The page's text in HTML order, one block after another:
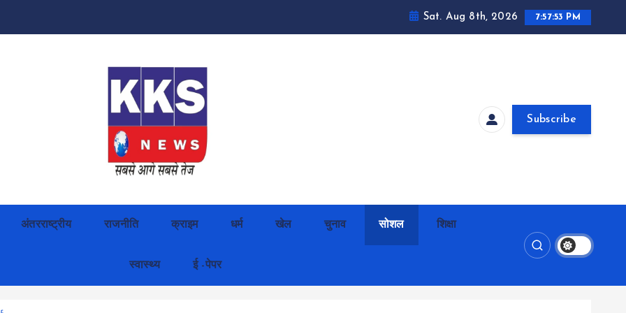
Sat. Aug 8th, 2026 7:57:54 PM
Subscribe
अंतरराष्ट्रीय राजनीति क्राइम धर्म खेल चुनाव सोशल शिक्षा
स्वास्थ्य ई -पेपर